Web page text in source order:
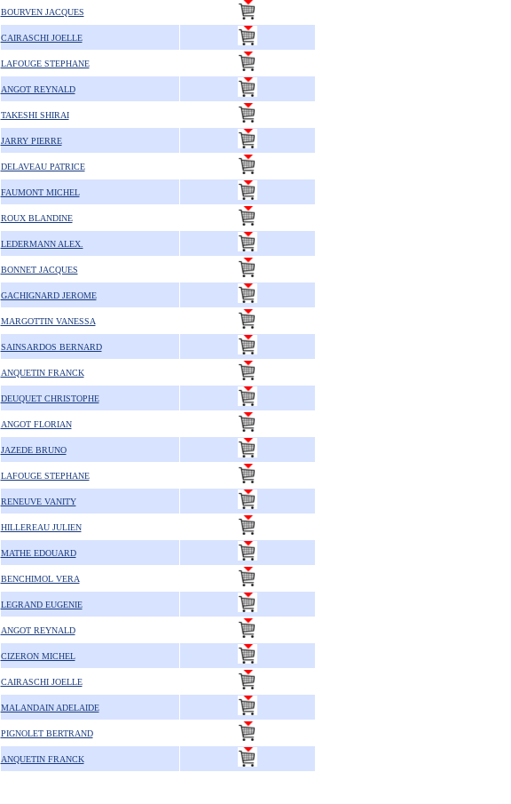
BOURVEN JACQUES
CAIRASCHI JOELLE
LAFOUGE STEPHANE
ANGOT REYNALD
TAKESHI SHIRAI
JARRY PIERRE
DELAVEAU PATRICE
FAUMONT MICHEL
ROUX BLANDINE
LEDERMANN ALEX.
BONNET JACQUES
GACHIGNARD JEROME
MARGOTTIN VANESSA
SAINSARDOS BERNARD
ANQUETIN FRANCK
DEUQUET CHRISTOPHE
ANGOT FLORIAN
JAZEDE BRUNO
LAFOUGE STEPHANE
RENEUVE VANITY
HILLEREAU JULIEN
MATHE EDOUARD
BENCHIMOL VERA
LEGRAND EUGENIE
ANGOT REYNALD
CIZERON MICHEL
CAIRASCHI JOELLE
MALANDAIN ADELAIDE
PIGNOLET BERTRAND
ANQUETIN FRANCK